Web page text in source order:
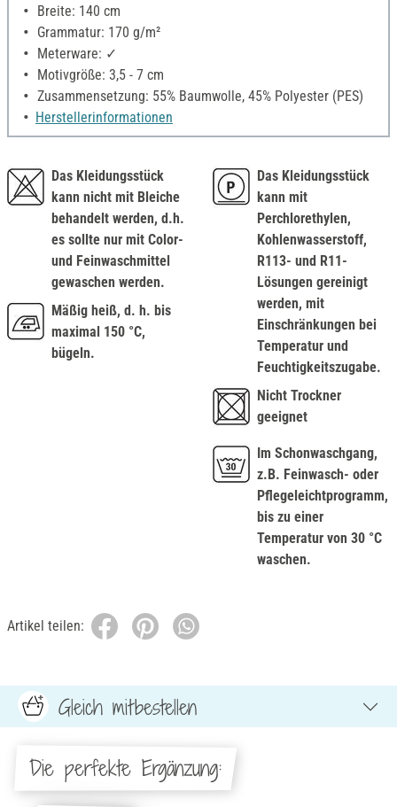
Breite: 140 cm
Grammatur: 170 g/m²
Meterware: ✓
Motivgröße: 3,5 - 7 cm
Zusammensetzung: 55% Baumwolle, 45% Polyester (PES)
Herstellerinformationen
Das Kleidungsstück
kann nicht mit Bleiche
behandelt werden, d.h.
es sollte nur mit Color-
und Feinwaschmittel
gewaschen werden.
Mäßig heiß, d. h. bis
maximal 150 °C,
bügeln.
Das Kleidungsstück
kann mit
Perchlorethylen,
Kohlenwasserstoff,
R113- und R11-
Lösungen gereinigt
werden, mit
Einschränkungen bei
Temperatur und
Feuchtigkeitszugabe.
Nicht Trockner
geeignet
Im Schonwaschgang,
z.B. Feinwasch- oder
Pflegeleichtprogramm,
bis zu einer
Temperatur von 30 °C
waschen.
Artikel teilen:
Gleich mitbestellen
Die perfekte Ergänzung: